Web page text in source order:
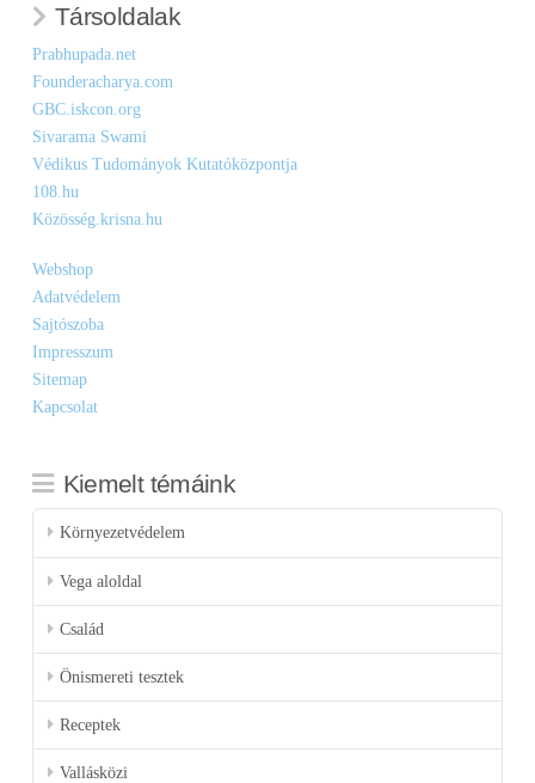
Társoldalak
Prabhupada.net
Founderacharya.com
GBC.iskcon.org
Sivarama Swami
Védikus Tudományok Kutatóközpontja
108.hu
Közösség.krisna.hu
Webshop
Adatvédelem
Sajtószoba
Impresszum
Sitemap
Kapcsolat
Kiemelt témáink
Környezetvédelem
Vega aloldal
Család
Önismereti tesztek
Receptek
Vallásközi